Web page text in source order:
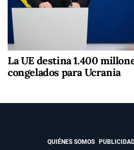
La UE destina 1.400
congelados para Ucrania
QUIÉNES SOMOS